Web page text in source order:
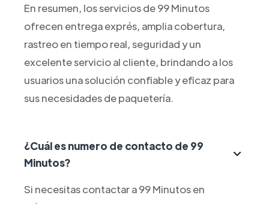
En resumen, los servicios de 99 Minutos
ofrecen entrega exprés, amplia cobertura,
rastreo en tiempo real, seguridad y un
excelente servicio al cliente, brindando a los
usuarios una solución confiable y eficaz para
sus necesidades de paquetería.
¿Cuál es numero de contacto de 99
Minutos?
Si necesitas contactar a 99 Minutos en